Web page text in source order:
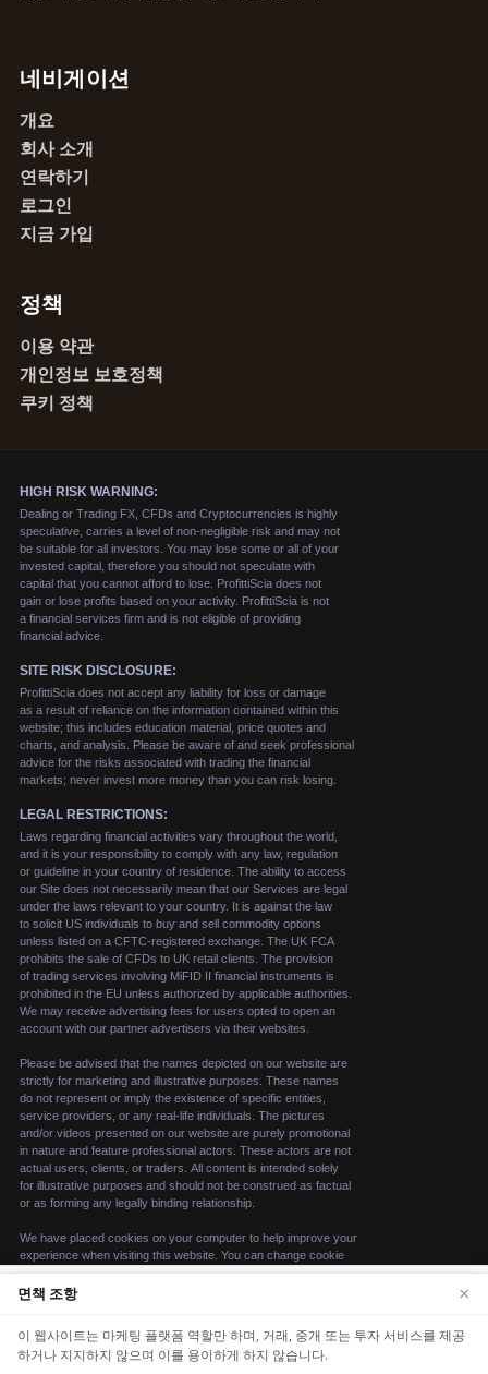
네비게이션
개요
회사 소개
연락하기
로그인
지금 가입
정책
이용 약관
개인정보 보호정책
쿠키 정책
We use cookies to enhance your browsing
experience. By continuing to use our website, you
agree to our use of cookies. See our
면책 조항 ×
이 웹사이트는 마케팅 플랫폼 역할만 하며, 거래, 중개 또는 투자 서비스를 제공
하거나 지지하지 않으며 이를 용이하게 하지 않습니다.